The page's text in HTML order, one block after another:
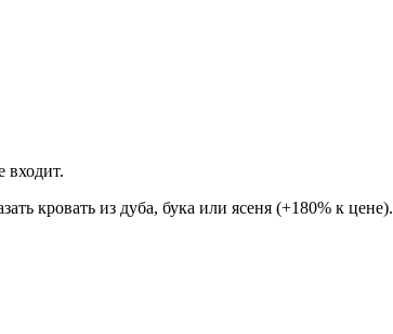
входит.
кровать из дуба, бука или ясеня (+180% к цене).